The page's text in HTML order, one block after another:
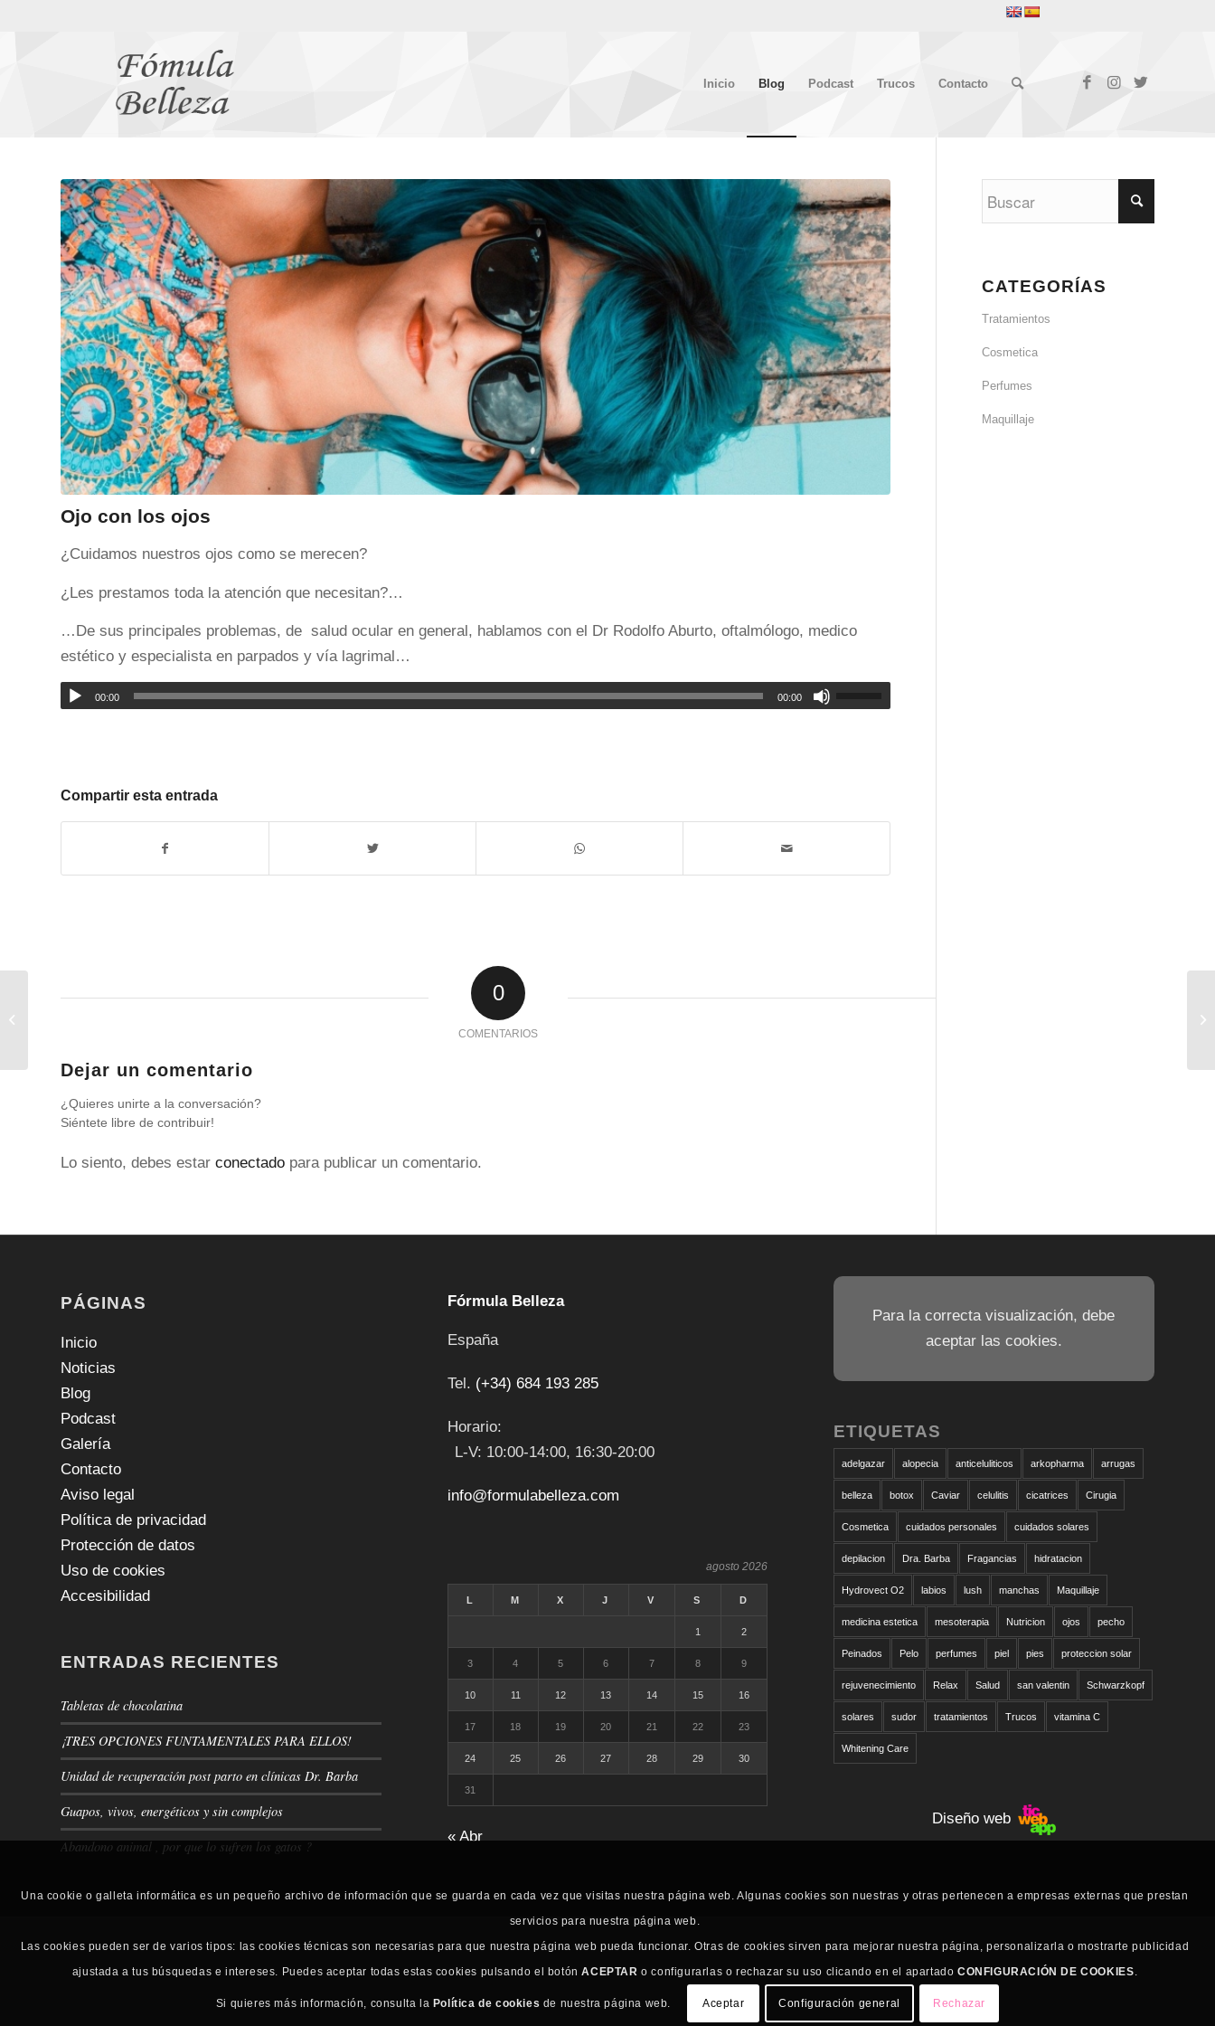
Inicio Blog Podcast Trucos Contacto
Ojo con los ojos
¿Cuidamos nuestros ojos como se merecen?
¿Les prestamos toda la atención que necesitan?…
…De sus principales problemas, de salud ocular en general, hablamos con el Dr Rodolfo Aburto, oftalmólogo, medico
estético y especialista en parpados y vía lagrimal…
00:00 00:00
Compartir esta entrada
0
COMENTARIOS
Dejar un comentario
¿Quieres unirte a la conversación?
Siéntete libre de contribuir!
Lo siento, debes estar conectado para publicar un comentario.
CATEGORÍAS
Tratamientos
Cosmetica
Perfumes
Maquillaje
PÁGINAS
Inicio
Noticias
Blog
Podcast
Galería
Contacto
Aviso legal
Política de privacidad
Protección de datos
Uso de cookies
Accesibilidad
ENTRADAS RECIENTES
Tabletas de chocolatina
¡TRES OPCIONES FUNTAMENTALES PARA ELLOS!
Unidad de recuperación post parto en clínicas Dr. Barba
Guapos, vivos, energéticos y sin complejos
Abandono animal , por que lo sufren los gatos ?
Fórmula Belleza
España
Tel. (+34) 684 193 285
Horario:
L-V: 10:00-14:00, 16:30-20:00
info@formulabelleza.com
agosto 2026
L M X J V S D
1 2
3 4 5 6 7 8 9
10 11 12 13 14 15 16
17 18 19 20 21 22 23
24 25 26 27 28 29 30
31
« Abr
Para la correcta visualización, debe
aceptar las cookies.
ETIQUETAS
adelgazar alopecia anticeluliticos arkopharma arrugas
belleza botox Caviar celulitis cicatrices Cirugia
Cosmetica cuidados personales cuidados solares
depilacion Dra. Barba Fragancias hidratacion
Hydrovect O2 labios lush manchas Maquillaje
medicina estetica mesoterapia Nutricion ojos pecho
Peinados Pelo perfumes piel pies proteccion solar
rejuvenecimiento Relax Salud san valentin Schwarzkopf
solares sudor tratamientos Trucos vitamina C
Whitening Care
Diseño web
Una cookie o galleta informática es un pequeño archivo de información que se guarda en cada vez que visitas nuestra página web. Algunas cookies son nuestras y otras pertenecen a empresas externas que prestan
servicios para nuestra página web.
Las cookies pueden ser de varios tipos: las cookies técnicas son necesarias para que nuestra página web pueda funcionar. Otras de cookies sirven para mejorar nuestra página, personalizarla o mostrarte publicidad
ajustada a tus búsquedas e intereses. Puedes aceptar todas estas cookies pulsando el botónACEPTAR o configurarlas o rechazar su uso clicando en el apartadoCONFIGURACIÓN DE COOKIES.
Si quieres más información, consulta la Política de cookies de nuestra página web. Aceptar Configuración general Rechazar